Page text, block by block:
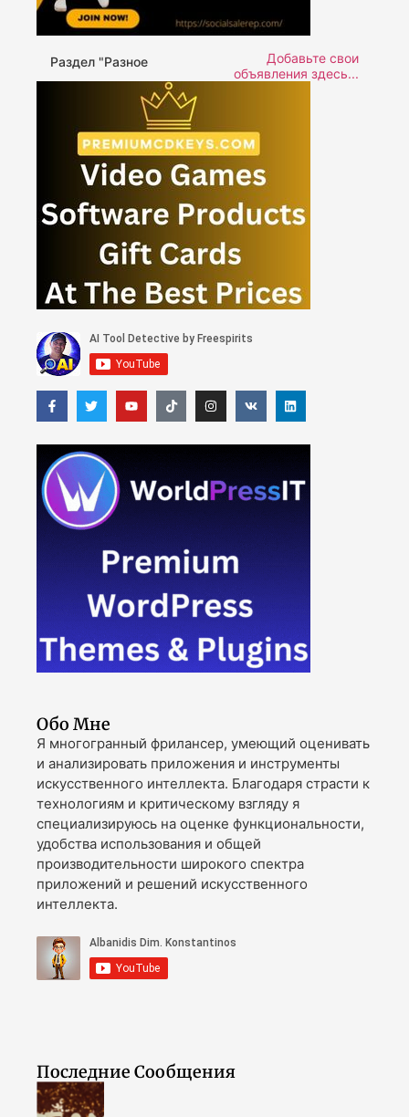
Раздел "Разное
Добавьте свои
объявления здесь...
Обо Мне
Я многогранный фрилансер, умеющий оценивать
и анализировать приложения и инструменты
искусственного интеллекта. Благодаря страсти к
технологиям и критическому взгляду я
специализируюсь на оценке функциональности,
удобства использования и общей
производительности широкого спектра
приложений и решений искусственного
интеллекта.
Последние Сообщения